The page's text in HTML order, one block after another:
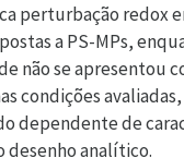
perturbação redox
a PS-MPs,
não se apresentou
condições
dependente de
desenho analítico.